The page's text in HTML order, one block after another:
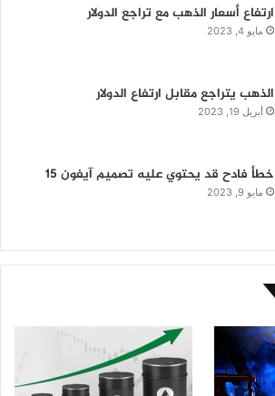
ارتفاع أسعار الذهب مع تراجع الدولار
مايو 4, 2023
الذهب يتراجع مقابل ارتفاع الدولار
أبريل 19, 2023
خطأ فادح قد يحتوي عليه تصميم آيفون 15
مايو 9, 2023